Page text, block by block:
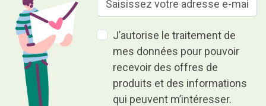
J’autorise le traitement de
mes données pour pouvoir
recevoir des offres de
produits et des informations
qui peuvent m’intéresser.